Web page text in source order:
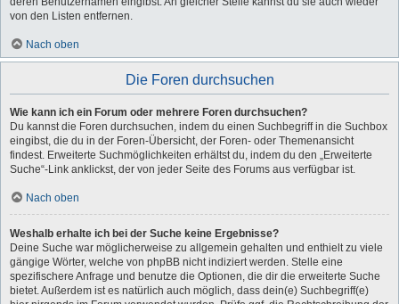
von den Listen entfernen.
Nach oben
Die Foren durchsuchen
Wie kann ich ein Forum oder mehrere Foren durchsuchen?
Du kannst die Foren durchsuchen, indem du einen Suchbegriff in die Suchbox
eingibst, die du in der Foren-Übersicht, der Foren- oder Themenansicht
findest. Erweiterte Suchmöglichkeiten erhältst du, indem du den „Erweiterte
Suche“-Link anklickst, der von jeder Seite des Forums aus verfügbar ist.
Nach oben
Weshalb erhalte ich bei der Suche keine Ergebnisse?
Deine Suche war möglicherweise zu allgemein gehalten und enthielt zu viele
gängige Wörter, welche von phpBB nicht indiziert werden. Stelle eine
spezifischere Anfrage und benutze die Optionen, die dir die erweiterte Suche
bietet. Außerdem ist es natürlich auch möglich, dass dein(e) Suchbegriff(e)